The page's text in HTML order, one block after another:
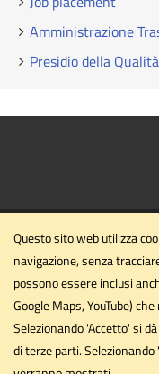
Amministrazione
Presidio della
Dipartimento di
Via
Questo sito web utilizza
navigazione, senza
possono essere inclusi
Google Maps, YouTube)
Selezionando 'Accetto' si
di terze parti.